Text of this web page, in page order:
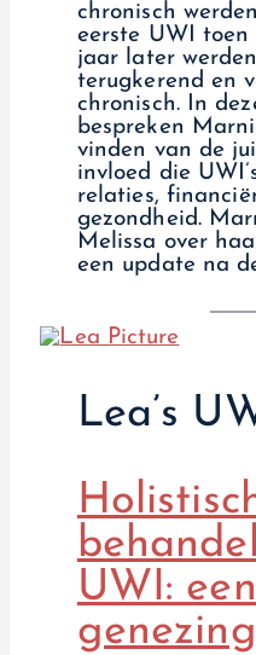
chronisch
eerste UWI toen
jaar later
terugkerend en
chronisch. In
bespreken
vinden van de
invloed die
relaties,
gezondheid.
Melissa over
een update na
Lea’s
UWI: een